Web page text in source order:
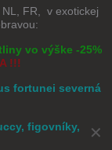
✕
NL, FR, v exotickej
vo výške -25%
!!!
fortunei severná
figovníky,